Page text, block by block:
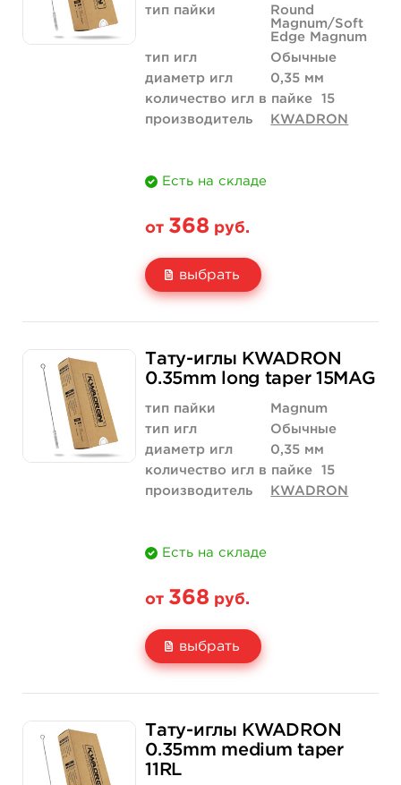
тип пайки
Round
Magnum/Soft
Edge Magnum
тип игл
Обычные
диаметр игл
0,35 мм
количество игл в пайке
15
производитель
KWADRON
Есть на складе
от 368 руб.
выбрать
Цена
Количество
368 руб.
купить
3 500 руб.
купить
Тату-иглы KWADRON
0.35mm long taper 15MAG
тип пайки
Magnum
тип игл
Обычные
диаметр игл
0,35 мм
количество игл в пайке
15
производитель
KWADRON
Есть на складе
от 368 руб.
выбрать
Цена
Количество
368 руб. 3 500 руб.
Тату-иглы KWADRON
0.35mm medium taper
11RL